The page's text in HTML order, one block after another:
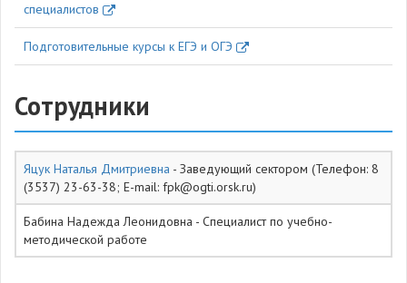
специалистов
Подготовительные курсы к ЕГЭ и ОГЭ
Сотрудники
Яцук Наталья Дмитриевна - Заведующий сектором (Телефон: 8
(3537) 23-63-38; E-mail: fpk@ogti.orsk.ru)
Бабина Надежда Леонидовна - Специалист по учебно-
методической работе